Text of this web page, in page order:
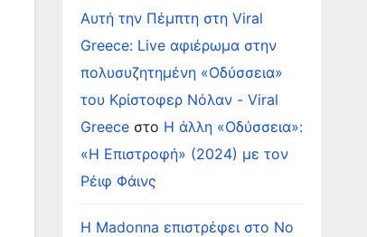
Αυτή την Πέμπτη στη Viral
Greece: Live αφιέρωμα στην
πολυσυζητημένη «Οδύσσεια»
του Κρίστοφερ Νόλαν - Viral
Greeceστο Η άλλη «Οδύσσεια»:
«Η Επιστροφή» (2024) με τον
Ρέιφ Φάινς
Η Madonna επιστρέφει στο Νο